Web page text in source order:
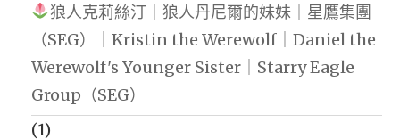
狼人克莉絲汀｜狼人丹尼爾的妹妹｜星鷹集團
（SEG）｜Kristin the Werewolf｜Daniel the
Werewolf's Younger Sister｜Starry Eagle
Group（SEG）
(1)